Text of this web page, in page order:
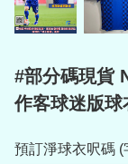
#部分碼現貨
作客球迷版
預訂淨球衣呎碼 (